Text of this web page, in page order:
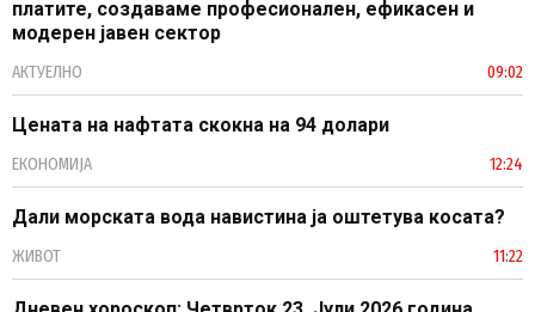
платите, создаваме професионален, ефикасен и
модерен јавен сектор
АКТУЕЛНО 09:02
Цената на нафтата скокна на 94 долари
ЕКОНОМИЈА 12:24
Дали морската вода навистина ја оштетува косата?
ЖИВОТ 11:22